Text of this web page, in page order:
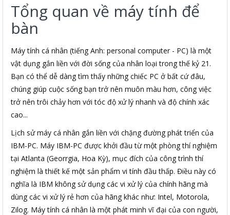
Tổng quan về máy tính để
bàn
Máy tính cá nhân (tiếng Anh: personal computer - PC) là một
vật dụng gắn liền với đời sống của nhân loại trong thế kỷ 21.
Bạn có thể dễ dàng tìm thấy những chiếc PC ở bất cứ đâu,
chúng giúp cuộc sống bạn trở nên muôn màu hơn, công việc
trở nên trôi chảy hơn với tóc độ xử lý nhanh và độ chính xác
cao...
Lịch sử máy cá nhân gắn liền với chặng đường phát triển của
IBM-PC. Máy IBM-PC được khởi đầu từ một phòng thí nghiệm
tại Atlanta (Georrgia, Hoa Kỳ), mục đích của công trình thí
nghiệm là thiết kế một sản phẩm vi tính đầu thấp. Điều này có
nghĩa là IBM không sử dụng các vi xử lý của chính hãng mà
dùng các vi xử lý rẻ hơn của hãng khác như: Intel, Motorola,
Zilog. Máy tính cá nhân là một phát minh vĩ đại của con người,